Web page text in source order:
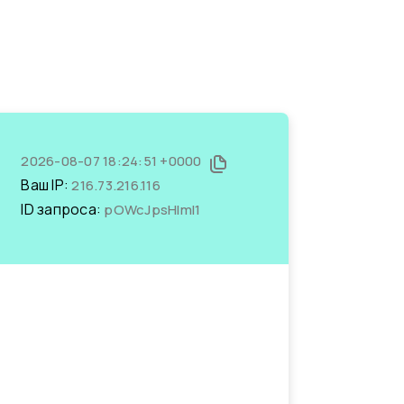
2026-08-07 18:24:51 +0000
Ваш IP:216.73.216.116
ID запроса: pOWcJpsHImI1